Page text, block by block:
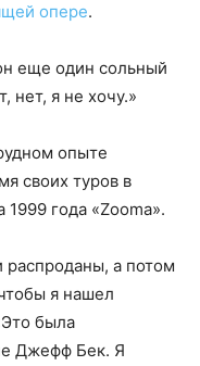
опере.
еще один сольный
нет, я не хочу.»
опыте
своих туров в
года «Zooma».
а потом
я нашел
была
Джефф Бек. Я